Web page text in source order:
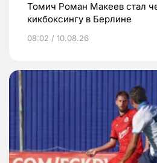
Томич Роман Макеев стал
кикбоксингу в Берлине
08:02 / 10.08.26